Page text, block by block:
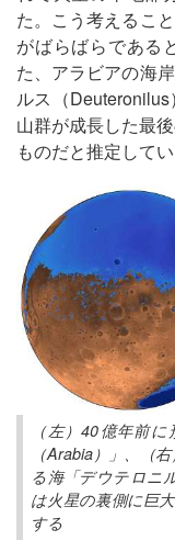
た。こう考えるこ
がばらばらである
た、アラビアの海
ルス（
山群が成長した最
ものだと推定してい
（左）40億年前
（Arabia）」、（
る海「デウテロニ
は火星の裏側に巨
する